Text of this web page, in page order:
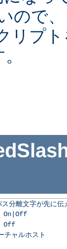
ので
リプ
分離文字が先に
On|Off
Off
チャルホスト